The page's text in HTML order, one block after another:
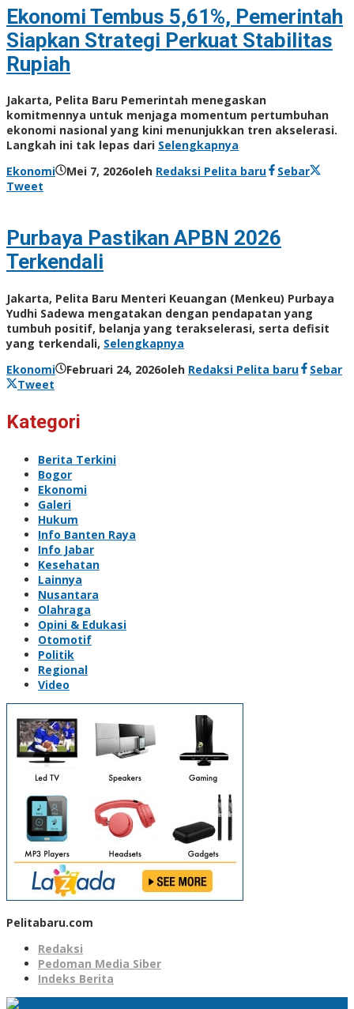
Ekonomi Tembus 5,61%, Pemerintah
Siapkan Strategi Perkuat Stabilitas
Rupiah
Jakarta, Pelita Baru Pemerintah menegaskan
komitmennya untuk menjaga momentum pertumbuhan
ekonomi nasional yang kini menunjukkan tren akselerasi.
Langkah ini tak lepas dari Selengkapnya
Ekonomi
Mei 7, 2026oleh Redaksi Pelita baru
Sebar
Tweet
Purbaya Pastikan APBN 2026
Terkendali
Jakarta, Pelita Baru Menteri Keuangan (Menkeu) Purbaya
Yudhi Sadewa mengatakan dengan pendapatan yang
tumbuh positif, belanja yang terakselerasi, serta defisit
yang terkendali, Selengkapnya
Ekonomi
Februari 24, 2026oleh Redaksi Pelita baru
Sebar
Tweet
Kategori
Berita Terkini
Bogor
Ekonomi
Galeri
Hukum
Info Banten Raya
Info Jabar
Kesehatan
Lainnya
Nusantara
Olahraga
Opini & Edukasi
Otomotif
Politik
Regional
Video
Pelitabaru.com
Redaksi
Pedoman Media Siber
Indeks Berita